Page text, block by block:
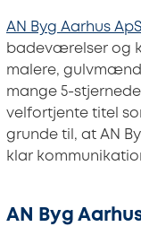
AN Byg Aarhus ApS
badeværelser og
malere,
mange 5-
velfortjente titel
grunde til, at AN
klar
AN Byg